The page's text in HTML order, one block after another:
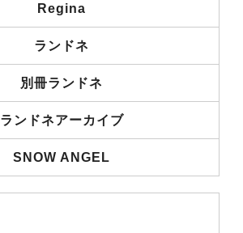
Regina
ランドネ
別冊ランドネ
ランドネアーカイブ
SNOW ANGEL